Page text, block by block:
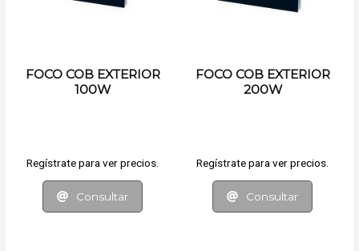
FOCO COB EXTERIOR
100W
Regístrate para ver precios.
Consultar
FOCO COB EXTERIOR
200W
Regístrate para ver precios.
Consultar